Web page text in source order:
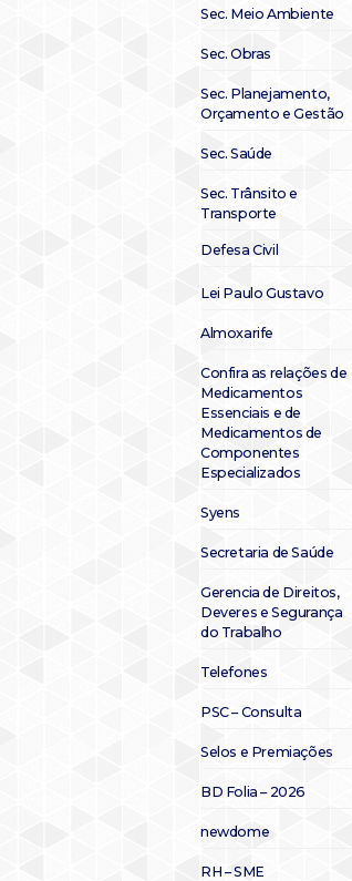
Sec. Meio Ambiente
Sec. Obras
Sec. Planejamento,
Orçamento e Gestão
Sec. Saúde
Sec. Trânsito e
Transporte
Defesa Civil
Lei Paulo Gustavo
Almoxarife
Confira as relações de
Medicamentos
Essenciais e de
Medicamentos de
Componentes
Especializados
Syens
Secretaria de Saúde
Gerencia de Direitos,
Deveres e Segurança
do Trabalho
Telefones
PSC – Consulta
Selos e Premiações
BD Folia – 2026
newdome
RH – SME